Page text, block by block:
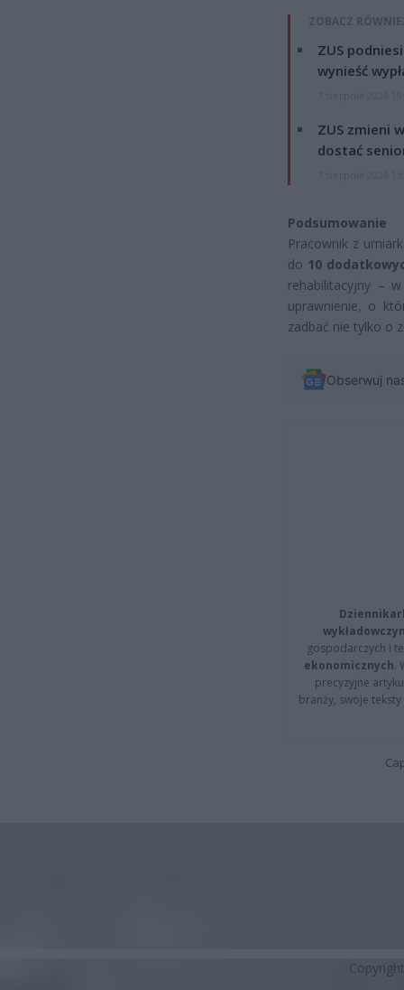
ZOBACZ
ZUS
wynieść
ZUS zmieni
dostać
Podsumowanie
Pracownik z
do 10
rehabilitacyjny –
uprawnienie, o
zadbać nie tylko o
Obserwuj
gospodarczych i
ekonomicznych.
precyzyjne
branży, swoje